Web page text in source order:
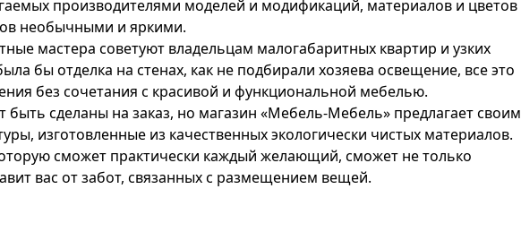
производителями моделей и модификаций, материалов и цветов
необычными и яркими.
мастера советуют владельцам малогабаритных квартир и узких
бы отделка на стенах, как не подбирали хозяева освещение, все это
без сочетания с красивой и функциональной мебелью.
сделаны на заказ, но магазин «Мебель-Мебель» предлагает своим
изготовленные из качественных экологически чистых материалов.
сможет практически каждый желающий, сможет не только
вас от забот, связанных с размещением вещей.